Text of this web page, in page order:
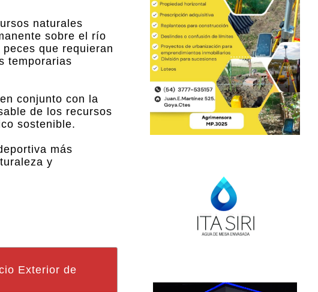
naturales
sobre el río
que requieran
temporarias
conjunto con la
de los recursos
sostenible.
más
y
Exterior de